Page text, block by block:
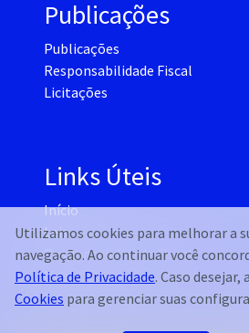
Publicações
Publicações
Responsabilidade Fiscal
Licitações
Links Úteis
Início
Leis
Responsabilidade Fiscal
Notícias
Utilizamos cookies para melhorar a
navegação. Ao continuar você
Política de Privacidade. Caso desejar,
Cookies para gerenciar suas